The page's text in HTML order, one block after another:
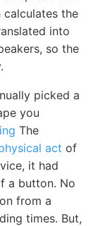
calculates the
into
so the
picked a
you
The
act of
it had
a button. No
from a
times. But,